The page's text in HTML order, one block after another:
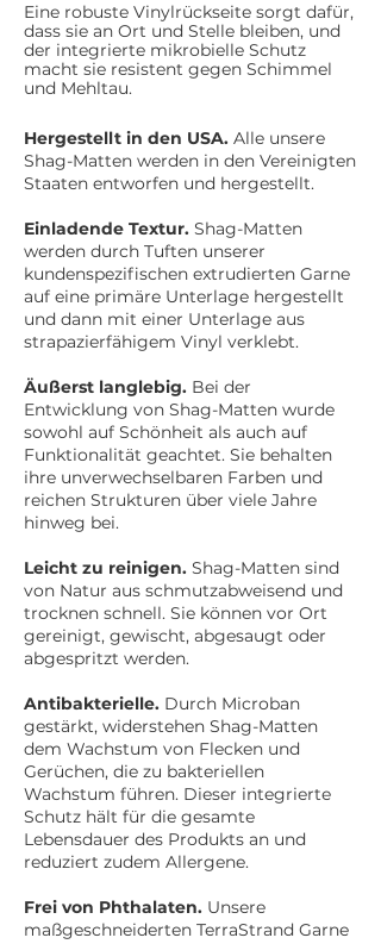
Eine robuste Vinylrückseite sorgt dafür,
dass sie an Ort und Stelle bleiben, und
der integrierte mikrobielle Schutz
macht sie resistent gegen Schimmel
und Mehltau.
Hergestellt in den USA. Alle unsere
Shag-Matten werden in den Vereinigten
Staaten entworfen und hergestellt.
Einladende Textur. Shag-Matten
werden durch Tuften unserer
kundenspezifischen extrudierten Garne
auf eine primäre Unterlage hergestellt
und dann mit einer Unterlage aus
strapazierfähigem Vinyl verklebt.
Äußerst langlebig. Bei der
Entwicklung von Shag-Matten wurde
sowohl auf Schönheit als auch auf
Funktionalität geachtet. Sie behalten
ihre unverwechselbaren Farben und
reichen Strukturen über viele Jahre
hinweg bei.
Leicht zu reinigen. Shag-Matten sind
von Natur aus schmutzabweisend und
trocknen schnell. Sie können vor Ort
gereinigt, gewischt, abgesaugt oder
abgespritzt werden.
Antibakterielle. Durch Microban
gestärkt, widerstehen Shag-Matten
dem Wachstum von Flecken und
Gerüchen, die zu bakteriellen
Wachstum führen. Dieser integrierte
Schutz hält für die gesamte
Lebensdauer des Produkts an und
reduziert zudem Allergene.
Frei von Phthalaten. Unsere
maßgeschneiderten TerraStrand Garne